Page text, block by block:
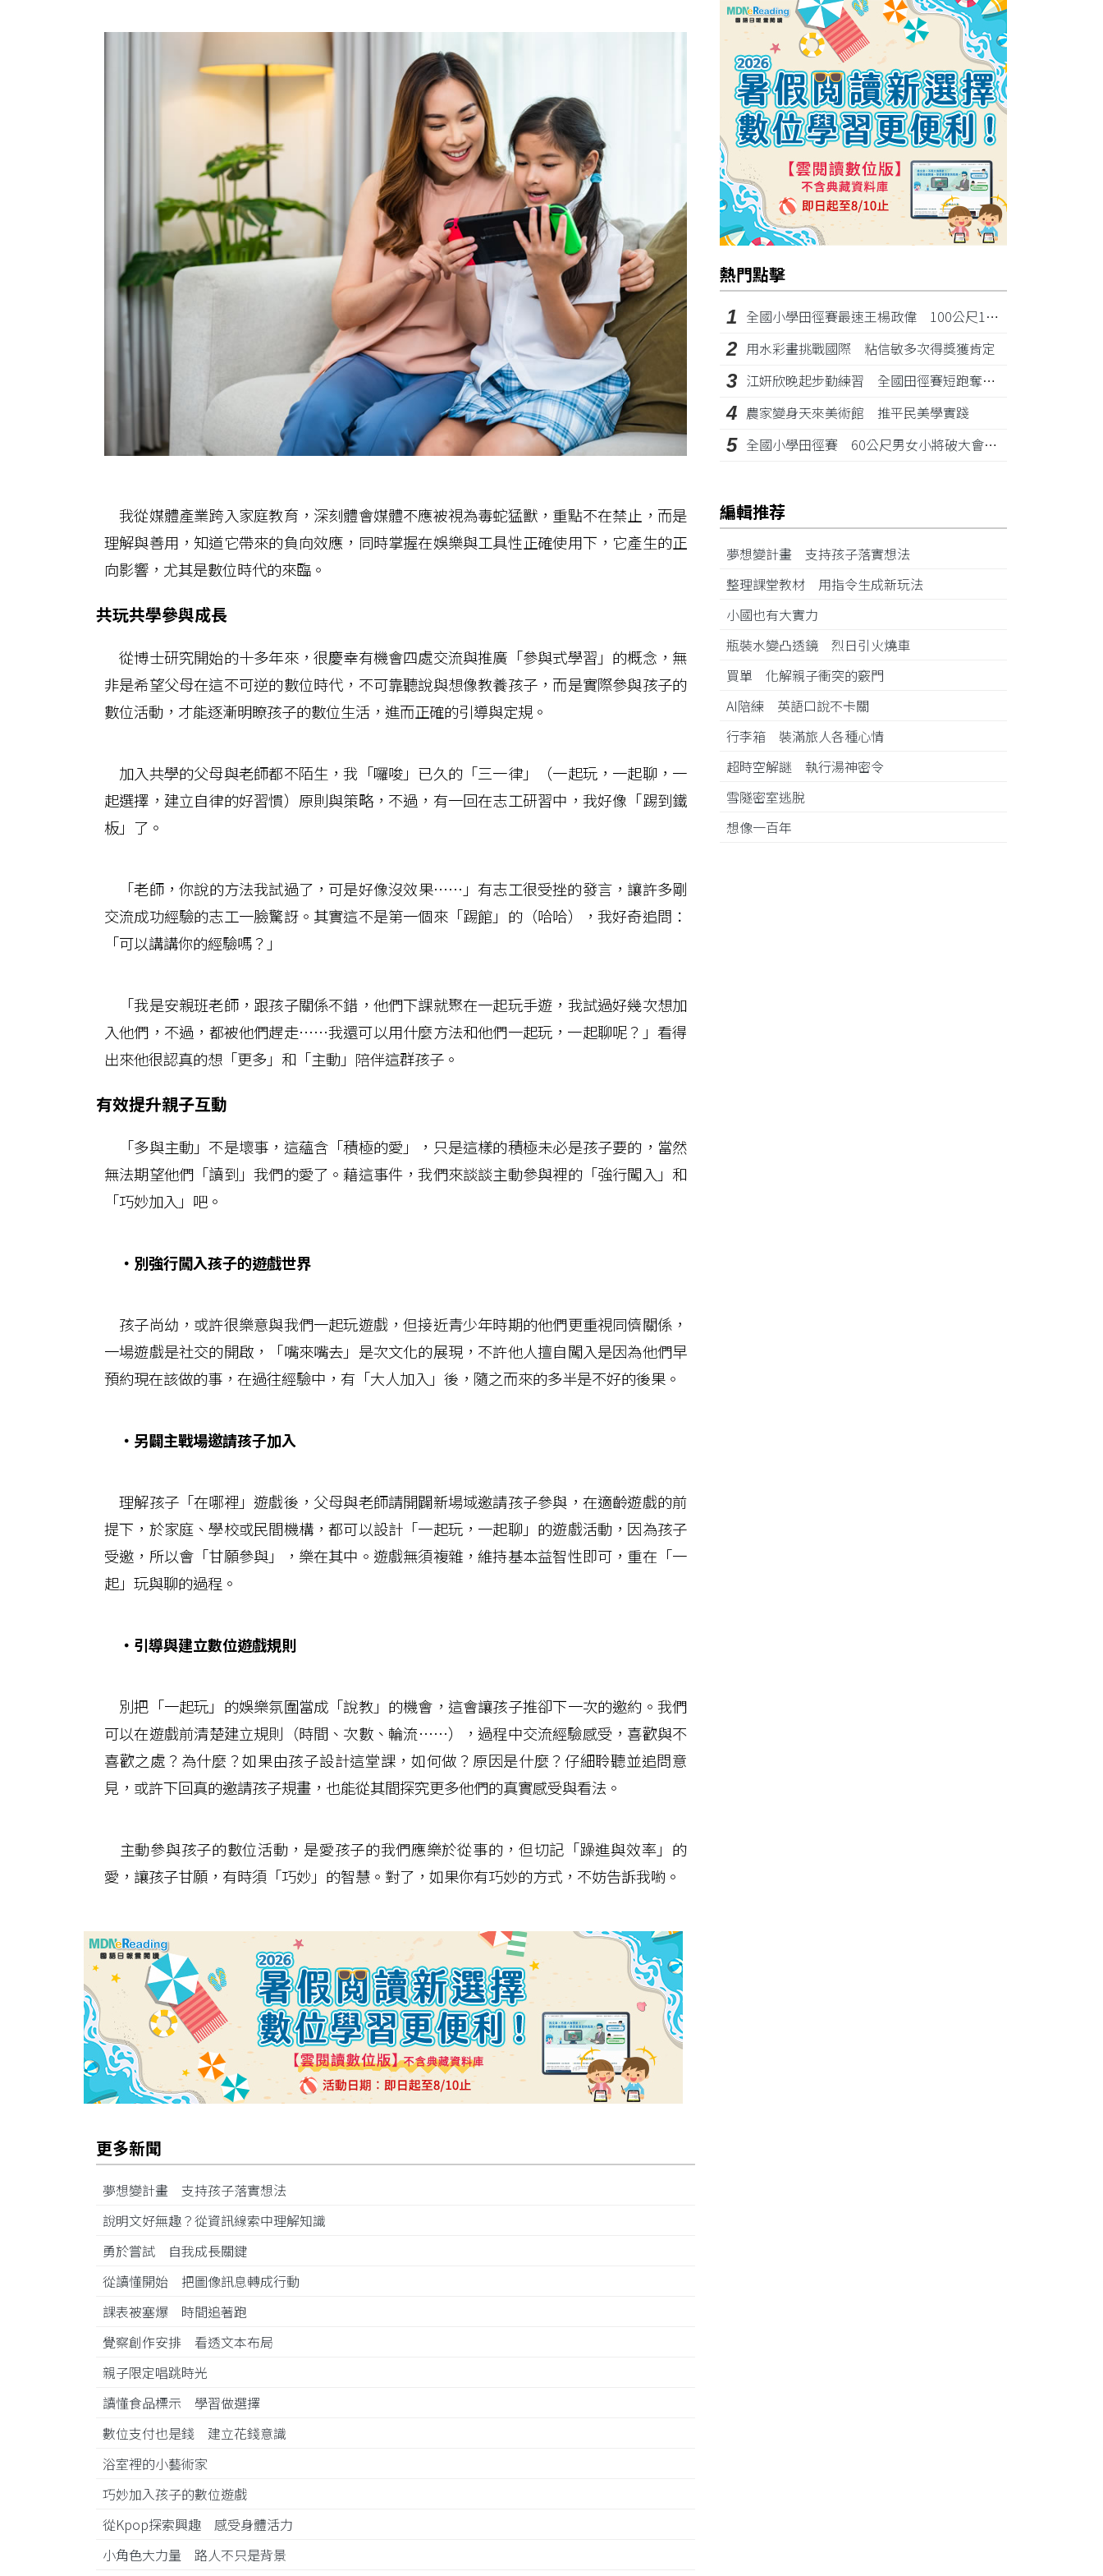
我從媒體產業跨入家庭教育，深刻體會媒體不應被視為毒蛇猛獸，重點不在禁止，而是
理解與善用，知道它帶來的負向效應，同時掌握在娛樂與工具性正確使用下，它產生的正
向影響，尤其是數位時代的來臨。
共玩共學參與成長
從博士研究開始的十多年來，很慶幸有機會四處交流與推廣「參與式學習」的概念，無
非是希望父母在這不可逆的數位時代，不可靠聽說與想像教養孩子，而是實際參與孩子的
數位活動，才能逐漸明瞭孩子的數位生活，進而正確的引導與定規。
加入共學的父母與老師都不陌生，我「囉唆」已久的「三一律」（一起玩，一起聊，一
起選擇，建立自律的好習慣）原則與策略，不過，有一回在志工研習中，我好像「踢到鐵
板」了。
「老師，你說的方法我試過了，可是好像沒效果……」有志工很受挫的發言，讓許多剛
交流成功經驗的志工一臉驚訝。其實這不是第一個來「踢館」的（哈哈），我好奇追問：
「可以講講你的經驗嗎？」
「我是安親班老師，跟孩子關係不錯，他們下課就聚在一起玩手遊，我試過好幾次想加
入他們，不過，都被他們趕走……我還可以用什麼方法和他們一起玩，一起聊呢？」看得
出來他很認真的想「更多」和「主動」陪伴這群孩子。
有效提升親子互動
「多與主動」不是壞事，這蘊含「積極的愛」，只是這樣的積極未必是孩子要的，當然
無法期望他們「讀到」我們的愛了。藉這事件，我們來談談主動參與裡的「強行闖入」和
「巧妙加入」吧。
‧ 別強行闖入孩子的遊戲世界
孩子尚幼，或許很樂意與我們一起玩遊戲，但接近青少年時期的他們更重視同儕關係，
一場遊戲是社交的開啟，「嘴來嘴去」是次文化的展現，不許他人擅自闖入是因為他們早
預約現在該做的事，在過往經驗中，有「大人加入」後，隨之而來的多半是不好的後果。
‧ 另闢主戰場邀請孩子加入
理解孩子「在哪裡」遊戲後，父母與老師請開闢新場域邀請孩子參與，在適齡遊戲的前
提下，於家庭、學校或民間機構，都可以設計「一起玩，一起聊」的遊戲活動，因為孩子
受邀，所以會「甘願參與」，樂在其中。遊戲無須複雜，維持基本益智性即可，重在「一
起」玩與聊的過程。
‧引導與建立數位遊戲規則
別把「一起玩」的娛樂氛圍當成「說教」的機會，這會讓孩子推卻下一次的邀約。我們
可以在遊戲前清楚建立規則（時間、次數、輪流……），過程中交流經驗感受，喜歡與不
喜歡之處？為什麼？如果由孩子設計這堂課，如何做？原因是什麼？仔細聆聽並追問意
見，或許下回真的邀請孩子規畫，也能從其間探究更多他們的真實感受與看法。
主動參與孩子的數位活動，是愛孩子的我們應樂於從事的，但切記「躁進與效率」的
愛，讓孩子甘願，有時須「巧妙」的智慧。對了，如果你有巧妙的方式，不妨告訴我喲。
更多新聞
夢想變計畫 支持孩子落實想法
說明文好無趣？從資訊線索中理解知識
勇於嘗試 自我成長關鍵
從讀懂開始 把圖像訊息轉成行動
課表被塞爆 時間追著跑
覺察創作安排 看透文本布局
親子限定唱跳時光
讀懂食品標示 學習做選擇
數位支付也是錢 建立花錢意識
浴室裡的小藝術家
巧妙加入孩子的數位遊戲
從Kpop探索興趣 感受身體活力
小角色大力量 路人不只是背景
熱門點擊
1 全國小學田徑賽最速王楊政偉 100公尺11秒87奪金
2 用水彩畫挑戰國際 粘信敏多次得獎獲肯定
3 江姸欣晚起步勤練習 全國田徑賽短跑奪金摘銅
4 農家變身天來美術館 推平民美學實踐
5 全國小學田徑賽 60公尺男女小將破大會紀錄
編輯推荐
夢想變計畫 支持孩子落實想法
整理課堂教材 用指令生成新玩法
小國也有大實力
瓶裝水變凸透鏡 烈日引火燒車
買單 化解親子衝突的竅門
AI陪練 英語口說不卡關
行李箱 裝滿旅人各種心情
超時空解謎 執行湯神密令
雪隧密室逃脫
想像一百年